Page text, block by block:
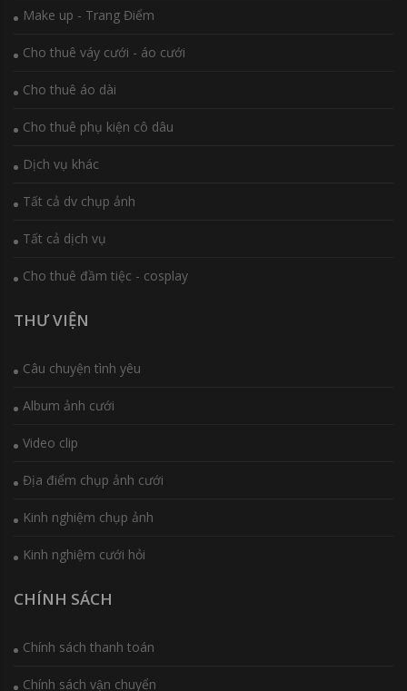
Make up - Trang Điểm
Cho thuê váy cưới - áo cưới
Cho thuê áo dài
Cho thuê phụ kiện cô dâu
Dịch vụ khác
Tất cả dv chụp ảnh
Tất cả dịch vụ
Cho thuê đầm tiệc - cosplay
THƯ VIỆN
Câu chuyện tình yêu
Album ảnh cưới
Video clip
Địa điểm chụp ảnh cưới
Kinh nghiệm chụp ảnh
Kinh nghiệm cưới hỏi
CHÍNH SÁCH
Chính sách thanh toán
Chính sách vận chuyển